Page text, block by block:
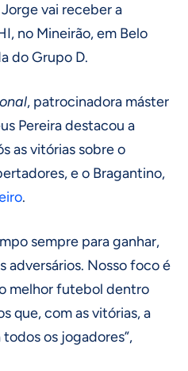
vai receber a
no Mineirão, em Belo
do Grupo D.
, patrocinadora máster
Pereira destacou a
as vitórias sobre o
e o Bragantino,
.
sempre para ganhar,
Nosso foco é
melhor futebol dentro
que, com as vitórias, a
os jogadores”,